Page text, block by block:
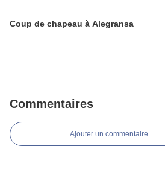
Coup de chapeau à Alegransa
Commentaires
Ajouter un commentaire